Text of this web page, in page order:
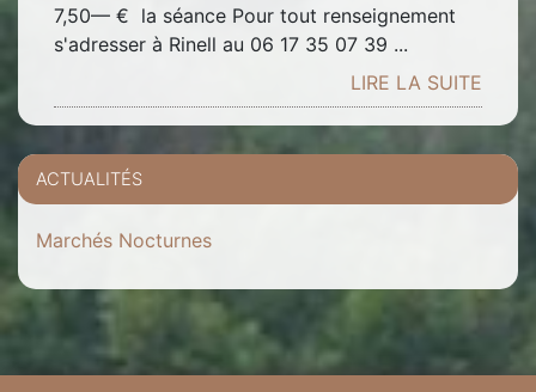
7,50— € la séance Pour tout renseignement
s'adresser à Rinell au 06 17 35 07 39 ...
LIRE LA SUITE
ACTUALITÉS
Marchés Nocturnes